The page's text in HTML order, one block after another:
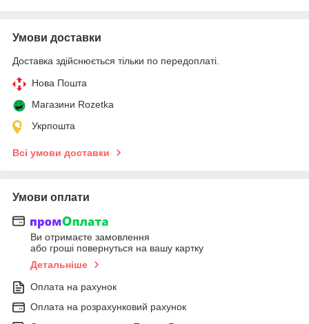
Умови доставки
Доставка здійснюється тільки по передоплаті.
Нова Пошта
Магазини Rozetka
Укрпошта
Всі умови доставки
Умови оплати
Ви отримаєте замовлення
або гроші повернуться на вашу картку
Детальніше
Оплата на рахунок
Оплата на розрахунковий рахунок